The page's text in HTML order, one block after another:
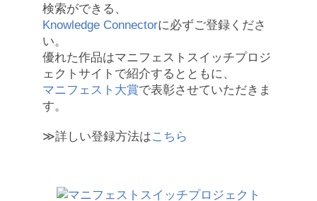
検索ができる、
Knowledge Connectorに必ずご登録くださ
い。
優れた作品はマニフェストスイッチプロジ
ェクトサイトで紹介するとともに、
マニフェスト大賞で表彰させていただきま
す。
≫詳しい登録方法はこちら